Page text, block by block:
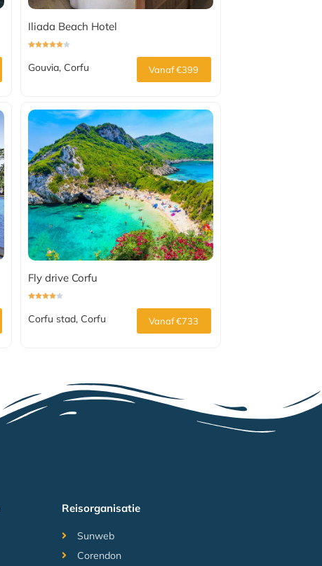
Iliada Beach Hotel
Gouvia, Corfu Vanaf €399
Fly drive Corfu
Corfu stad, Corfu Vanaf €733
Reisorganisatie
Sunweb
Corendon